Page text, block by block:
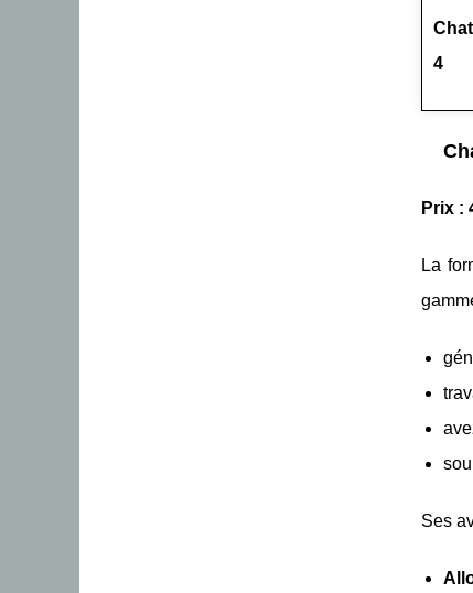
4
Prix :
La
Ses